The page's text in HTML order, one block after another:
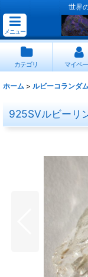
世界
メニュー
カテゴリ マイペ
ホーム > ルビーコランダ
925SVルビーリ